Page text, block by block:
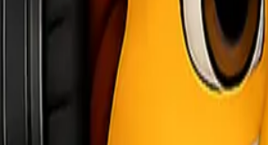
prioritas utama kami. Lionel Express
pengiriman, sehingga Anda tidak
pengiriman yang tepat waktu. Dengan
layanan pelacakan (tracking) secara real-